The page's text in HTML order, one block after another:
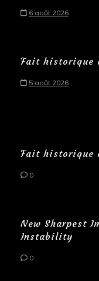
6 août 2026
Fait historique
5 août 2026
Fait historique
0
New Sharpest
Instability
0